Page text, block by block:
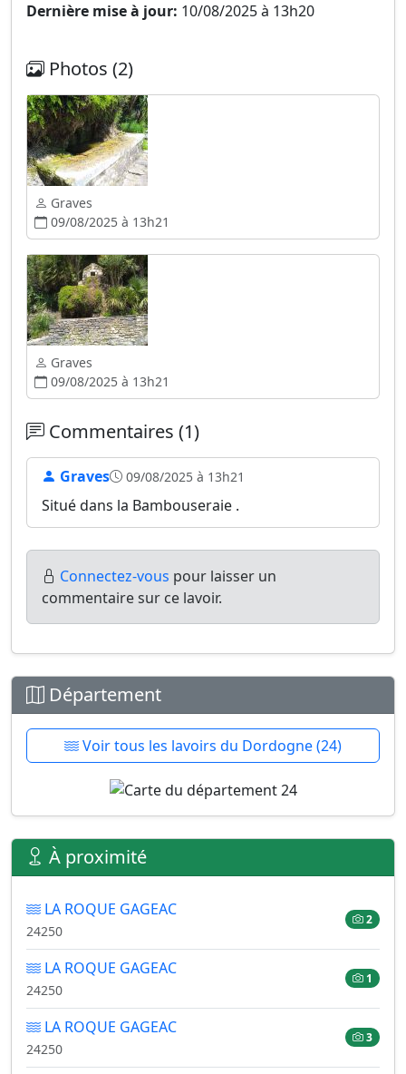
Dernière mise à jour: 10/08/2025 à 13h20
Photos (2)
Graves
09/08/2025 à 13h21
Graves
09/08/2025 à 13h21
Commentaires (1)
Graves 09/08/2025 à 13h21
Situé dans la Bambouseraie .
Connectez-vous pour laisser un
commentaire sur ce lavoir.
Département
Voir tous les lavoirs du Dordogne (24)
À proximité
LA ROQUE GAGEAC
24250
2
LA ROQUE GAGEAC
24250
1
LA ROQUE GAGEAC
24250
3